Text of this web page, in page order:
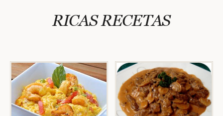
RICAS RECETAS